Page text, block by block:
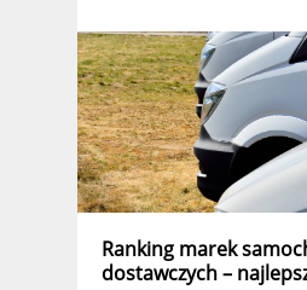
Ranking marek
dostawczych –